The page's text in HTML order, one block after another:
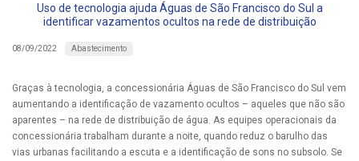
Uso de tecnologia ajuda Águas de São Francisco do Sul a
identificar vazamentos ocultos na rede de distribuição
08/09/2022 Abastecimento
Graças à tecnologia, a concessionária Águas de São Francisco do Sul vem
aumentando a identificação de vazamento ocultos – aqueles que não são
aparentes – na rede de distribuição de água. As equipes operacionais da
concessionária trabalham durante a noite, quando reduz o barulho das
vias urbanas facilitando a escuta e a identificação de sons no subsolo. Se